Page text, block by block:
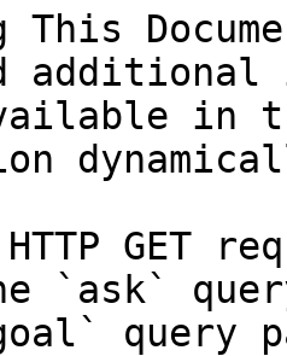
This
in
GET
`ask`
query